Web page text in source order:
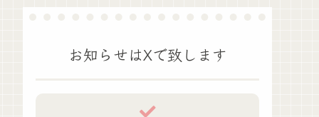
お知らせはXで致します